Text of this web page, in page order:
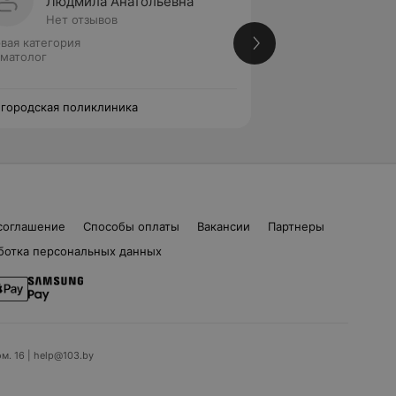
Нет отзывов
категория
поликлиника
Способы оплаты Вакансии
Партнеры
персональных данных
16 | help@103.by